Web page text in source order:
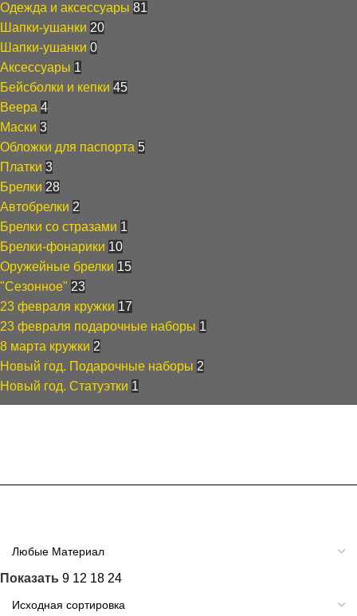
Одежда и аксессуары 81
Шапки-ушанки 20
Шапки-ушанки 0
Аксессуары 1
Бейсболки и кепки 45
Веера 4
Маски 3
Обложки для паспорта 5
Платки 3
Брелки 28
Автобрелки 2
Брелки со стразами 1
Брелки-фонарики 10
Оружейные брелки 15
"Сезонное" 23
23 февраля кружки 17
23 февраля подарочные наборы 1
8 марта кружки 2
Новый год. Подарочные наборы 2
Новый год. Статуэтки 1
Показать 9 12 18 24